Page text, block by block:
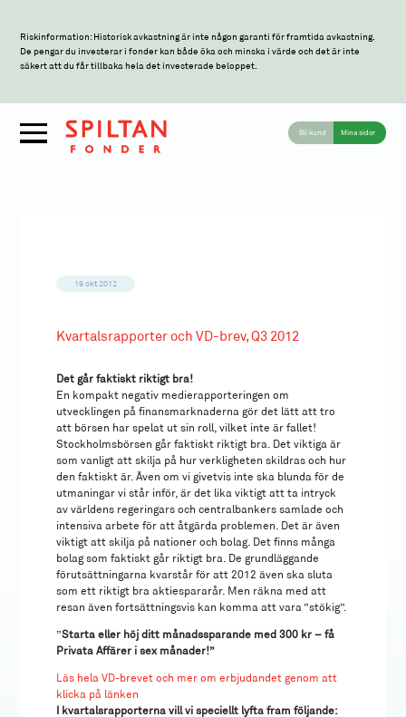
Riskinformation: Historisk avkastning är inte någon garanti för framtida avkastning.
De pengar du investerar i fonder kan både öka och minska i värde och det är inte
säkert att du får tillbaka hela det investerade beloppet.
Bli kund Mina sidor
19 okt 2012
Kvartalsrapporter och VD-brev, Q3 2012
Det går faktiskt riktigt bra!
En kompakt negativ medierapporteringen om
utvecklingen på finansmarknaderna gör det lätt att tro
att börsen har spelat ut sin roll, vilket inte är fallet!
Stockholmsbörsen går faktiskt riktigt bra. Det viktiga är
som vanligt att skilja på hur verkligheten skildras och hur
den faktiskt är. Även om vi givetvis inte ska blunda för de
utmaningar vi står inför, är det lika viktigt att ta intryck
av världens regeringars och centralbankers samlade och
intensiva arbete för att åtgärda problemen. Det är även
viktigt att skilja på nationer och bolag. Det finns många
bolag som faktiskt går riktigt bra. De grundläggande
förutsättningarna kvarstår för att 2012 även ska sluta
som ett riktigt bra aktiespararår. Men räkna med att
resan även fortsättningsvis kan komma att vara ”stökig”.
”Starta eller höj ditt månadssparande med 300 kr – få
Privata Affärer i sex månader!”
Läs hela VD-brevet och mer om erbjudandet genom att
klicka på länken
I kvartalsrapporterna vill vi speciellt lyfta fram följande: